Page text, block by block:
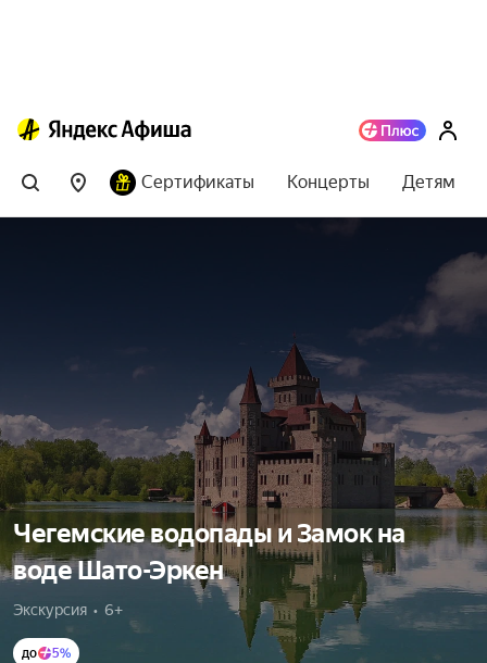
Сертификаты Концерты Детям
Чегемские водопады и Замок на
воде Шато-Эркен
Экскурсия  •  6+
до 5%